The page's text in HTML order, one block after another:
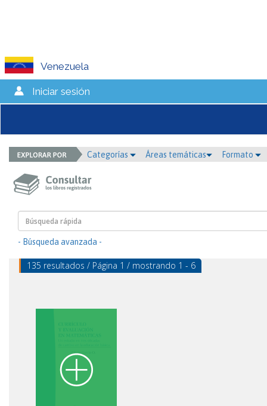
Venezuela
Iniciar sesión
Categorías Áreas temáticas Formato
- Búsqueda avanzada -
135 resultados / Página 1 / mostrando 1 - 6